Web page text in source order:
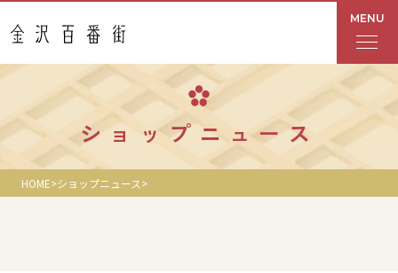
MENU
フロアガイド
あんと
Rinto
ショップニュース
HOME ショップニュース